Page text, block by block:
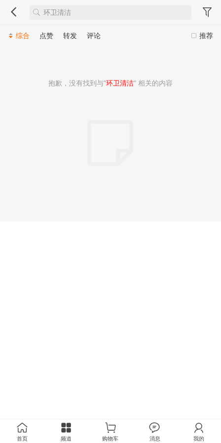
推荐
综合 点赞 转发 评论
抱歉，没有找到与“环卫清洁” 相关的内容
首页 频道 购物车 消息 我的